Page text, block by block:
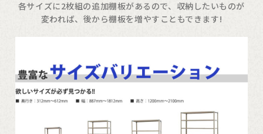
各サイズに2枚組の追加棚板があるので、収納したいものが
変われば、後から棚板を増やすこともできます!